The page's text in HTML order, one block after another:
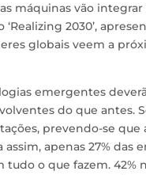
máquinas vão
2030’,
globais veem a
emergentes
do que antes.
prevendo-se
apenas 27% das
o que fazem. 42%